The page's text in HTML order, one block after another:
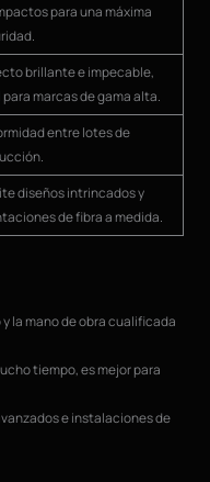
para una máxima
brillante e impecable,
para marcas de gama alta.
entre lotes de
diseños intrincados y
de fibra a medida.
la mano de obra cualificada
tiempo, es mejor para
e instalaciones de